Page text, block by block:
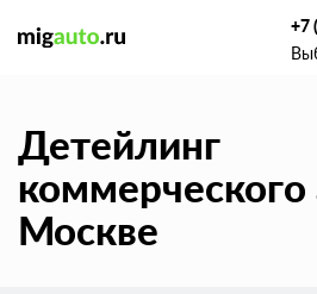
+7
Детейлинг
коммерческого
Москве